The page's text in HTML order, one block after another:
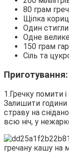
80 грам
Щіпка
Один
Одне
150 грам
Сіль та
Приготування:
1.Гречку помити і
Залишити години
страву на
всю ніч, у